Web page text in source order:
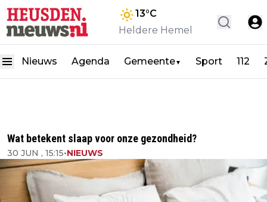
13°C
Heldere Hemel
Nieuws Agenda Gemeente▼ Sport 112
Wat betekent slaap voor onze gezondheid?
30 JUN , 15:15•NIEUWS